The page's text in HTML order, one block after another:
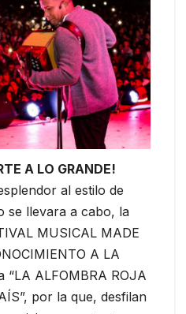
A LO GRANDE!
al estilo de
se llevara a cabo, la
MUSICAL MADE
A LA
“LA ALFOMBRA ROJA
por la que, desfilan